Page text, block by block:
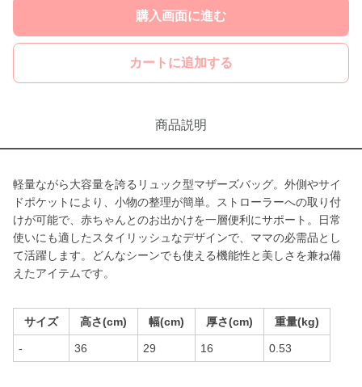
購入画面に進む
カートに追加する
商品説明
軽量ながら大容量を誇るリュック型マザーズバッグ。外側やサイ
ドポケットにより、小物の整理が簡単。ストローラーへの取り付
けが可能で、赤ちゃんとのお出かけを一層便利にサポート。日常
使いにも適したスタイリッシュなデザインで、ママの必需品とし
て活躍します。どんなシーンでも使える機能性と美しさを兼ね備
えたアイテムです。
サイズ 高さ(cm) 幅(cm) 厚さ(cm) 重量(kg)
- 36 29 16 0.53